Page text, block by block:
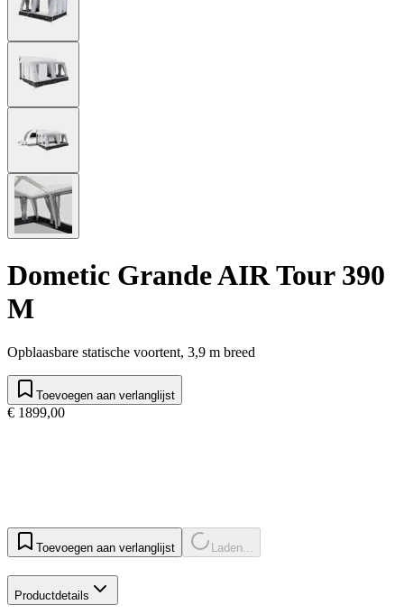
Dometic Grande AIR Tour 390
M
Opblaasbare statische voortent, 3,9 m breed
Toevoegen aan verlanglijst
€ 1899,00
Toevoegen aan verlanglijst Laden...
Productdetails